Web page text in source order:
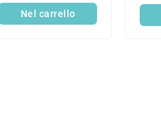
Nel carrello